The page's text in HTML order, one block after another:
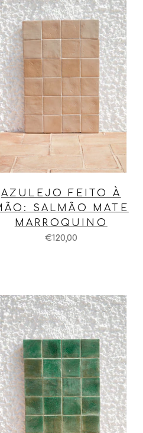
AZULEJO FEITO À
SALMÃO MATE
MARROQUINO
€120,00